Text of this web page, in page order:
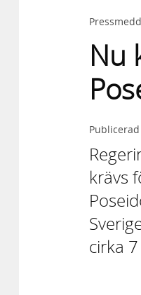
Nu
Publicerad
krävs
cirka